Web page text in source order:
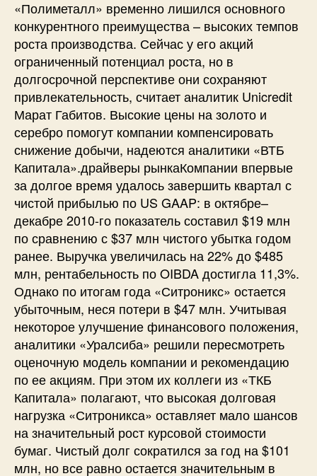
«Полиметалл» временно лишился основного
конкурентного преимущества – высоких темпов
роста производства. Сейчас у его акций
ограниченный потенциал роста, но в
долгосрочной перспективе они сохраняют
привлекательность, считает аналитик Unicredit
Марат Габитов. Высокие цены на золото и
серебро помогут компании компенсировать
снижение добычи, надеются аналитики «ВТБ
Капитала».драйверы рынкаКомпании впервые
за долгое время удалось завершить квартал с
чистой прибылью по US GAAP: в октябре–
декабре 2010-го показатель составил $19 млн
по сравнению с $37 млн чистого убытка годом
ранее. Выручка увеличилась на 22% до $485
млн, рентабельность по OIBDA достигла 11,3%.
Однако по итогам года «Ситроникс» остается
убыточным, неся потери в $47 млн. Учитывая
некоторое улучшение финансового положения,
аналитики «Уралсиба» решили пересмотреть
оценочную модель компании и рекомендацию
по ее акциям. При этом их коллеги из «ТКБ
Капитала» полагают, что высокая долговая
нагрузка «Ситроникса» оставляет мало шансов
на значительный рост курсовой стоимости
бумаг. Чистый долг сократился за год на $101
млн, но все равно остается значительным в